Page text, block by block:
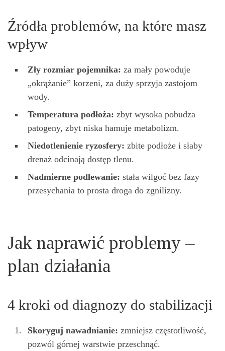
Źródła problemów, na które masz
wpływ
Zły rozmiar pojemnika: za mały powoduje
„okrążanie” korzeni, za duży sprzyja zastojom
wody.
Temperatura podłoża: zbyt wysoka pobudza
patogeny, zbyt niska hamuje metabolizm.
Niedotlenienie ryzosfery: zbite podłoże i słaby
drenaż odcinają dostęp tlenu.
Nadmierne podlewanie: stała wilgoć bez fazy
przesychania to prosta droga do zgnilizny.
Jak naprawić problemy –
plan działania
4 kroki od diagnozy do stabilizacji
Skoryguj nawadnianie: zmniejsz częstotliwość,
pozwól górnej warstwie przeschnąć.